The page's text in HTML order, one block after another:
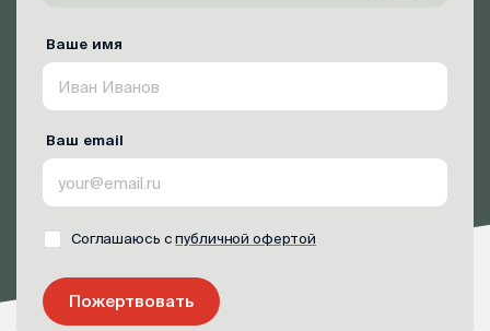
Ваше имя
Ваш email
Соглашаюсь спубличной офертой
Пожертвовать